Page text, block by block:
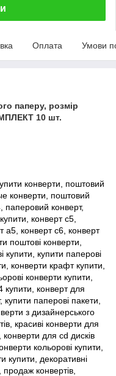
Оплата Умови
паперу, розмір
10 шт.
конверти, поштовий
конверти, поштовий
паперовий конверт,
конверт с5,
а5, конверт с6, конверт
поштові конверти,
купити, купити паперові
конверти крафт купити,
конверти купити,
купити, конверт для
паперові пакети,
з дизайнерського
красиві конверти для
конверти для cd дисків
кольорові купити,
купити, декоративні
конвертів,